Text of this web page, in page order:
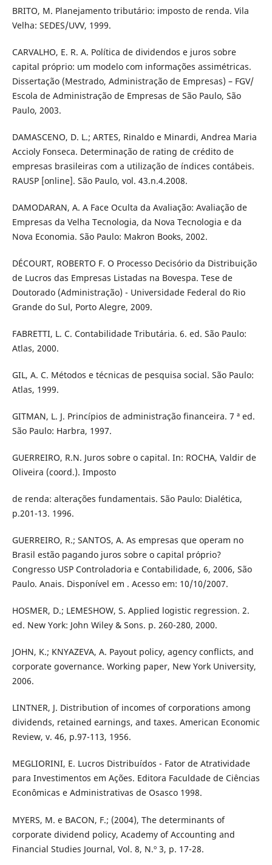
BRITO, M. Planejamento tributário: imposto de renda. Vila
Velha: SEDES/UVV, 1999.
CARVALHO, E. R. A. Política de dividendos e juros sobre
capital próprio: um modelo com informações assimétricas.
Dissertação (Mestrado, Administração de Empresas) – FGV/
Escola de Administração de Empresas de São Paulo, São
Paulo, 2003.
DAMASCENO, D. L.; ARTES, Rinaldo e Minardi, Andrea Maria
Accioly Fonseca. Determinação de rating de crédito de
empresas brasileiras com a utilização de índices contábeis.
RAUSP [online]. São Paulo, vol. 43.n.4.2008.
DAMODARAN, A. A Face Oculta da Avaliação: Avaliação de
Empresas da Velha Tecnologia, da Nova Tecnologia e da
Nova Economia. São Paulo: Makron Books, 2002.
DÉCOURT, ROBERTO F. O Processo Decisório da Distribuição
de Lucros das Empresas Listadas na Bovespa. Tese de
Doutorado (Administração) - Universidade Federal do Rio
Grande do Sul, Porto Alegre, 2009.
FABRETTI, L. C. Contabilidade Tributária. 6. ed. São Paulo:
Atlas, 2000.
GIL, A. C. Métodos e técnicas de pesquisa social. São Paulo:
Atlas, 1999.
GITMAN, L. J. Princípios de administração financeira. 7 ª ed.
São Paulo: Harbra, 1997.
GUERREIRO, R.N. Juros sobre o capital. In: ROCHA, Valdir de
Oliveira (coord.). Imposto
de renda: alterações fundamentais. São Paulo: Dialética,
p.201-13. 1996.
GUERREIRO, R.; SANTOS, A. As empresas que operam no
Brasil estão pagando juros sobre o capital próprio?
Congresso USP Controladoria e Contabilidade, 6, 2006, São
Paulo. Anais. Disponível em . Acesso em: 10/10/2007.
HOSMER, D.; LEMESHOW, S. Applied logistic regression. 2.
ed. New York: John Wiley & Sons. p. 260-280, 2000.
JOHN, K.; KNYAZEVA, A. Payout policy, agency conflicts, and
corporate governance. Working paper, New York University,
2006.
LINTNER, J. Distribution of incomes of corporations among
dividends, retained earnings, and taxes. American Economic
Review, v. 46, p.97-113, 1956.
MEGLIORINI, E. Lucros Distribuídos - Fator de Atratividade
para Investimentos em Ações. Editora Faculdade de Ciências
Econômicas e Administrativas de Osasco 1998.
MYERS, M. e BACON, F.; (2004), The determinants of
corporate dividend policy, Academy of Accounting and
Financial Studies Journal, Vol. 8, N.º 3, p. 17-28.